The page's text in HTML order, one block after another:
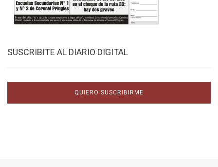
SUSCRIBITE AL DIARIO DIGITAL
QUIERO SUSCRIBIRME